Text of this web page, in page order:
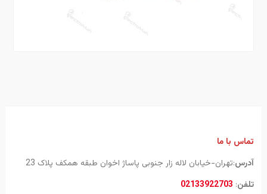
تماس با ما
آدرس:تهران-خیابان لاله زار جنوبی پاساژ اخوان طبقه همکف پلاک 23
تلفن:
02133922703